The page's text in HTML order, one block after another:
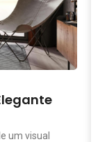
um visual